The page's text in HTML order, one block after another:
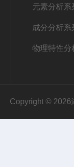
元素分析系
成分分析系
物理特性分
Copyright ©